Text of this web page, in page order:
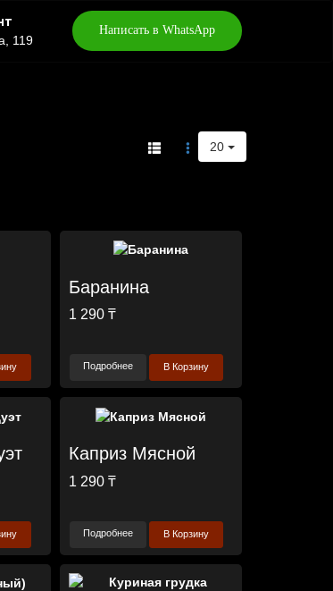
119
Написать в WhatsApp
20
Баранина
1 290 ₸
Подробнее В Корзину
Каприз Мясной
1 290 ₸
Подробнее В Корзину